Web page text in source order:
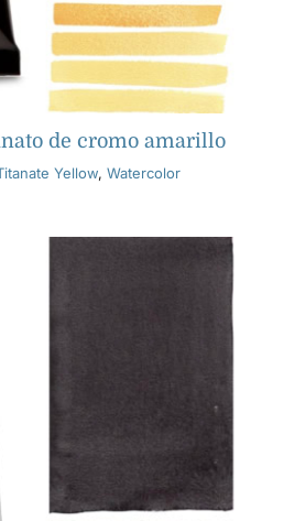
de cromo amarillo
Yellow, Watercolor